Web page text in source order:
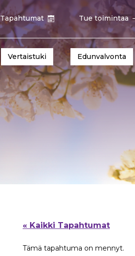
Tapahtumat Tue toimintaa
Vertaistuki Edunvalvonta
« Kaikki Tapahtumat
Tämä tapahtuma on mennyt.